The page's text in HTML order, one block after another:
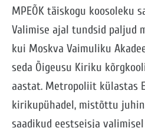
MPEÕK täiskogu koosoleku
Valimise ajal tundsid paljud
kui Moskva Vaimuliku
seda Õigeusu Kiriku
aastat. Metropoliit külastas
kirikupühadel, mistõttu
saadikud eestseisja